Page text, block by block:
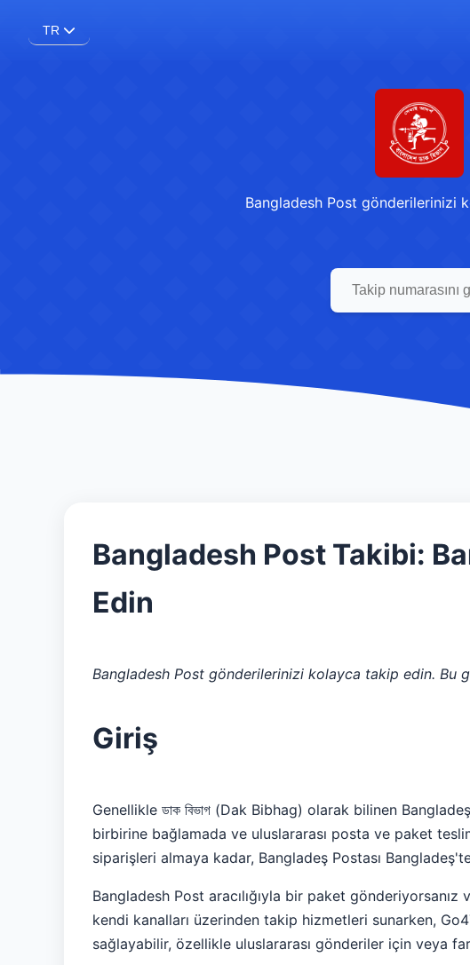
TR
Bangladesh Post gönderilerinizi
Bangladesh Post Takibi:
Edin
Bangladesh Post gönderilerinizi kolayca takip edin. Bu
Giriş
Genellikle ডাক বিভাগ (Dak Bibhag) olarak bilinen
birbirine bağlamada ve uluslararası posta ve paket
siparişleri almaya kadar, Bangladeş Postası
Bangladesh Post aracılığıyla bir paket
kendi kanalları üzerinden takip hizmetleri sunarken,
sağlayabilir, özellikle uluslararası gönderiler için veya